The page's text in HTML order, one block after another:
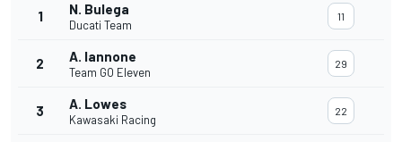
1 N. Bulega
Ducati Team
11
2 A. Iannone
Team GO Eleven
29
3 A. Lowes
Kawasaki Racing
22